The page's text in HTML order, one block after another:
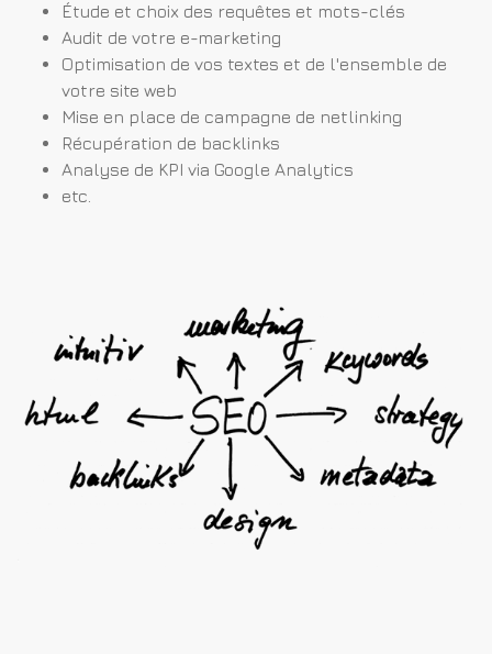
Étude et choix des requêtes et mots-clés
Audit de votre e-marketing
Optimisation de vos textes et de l'ensemble de
votre site web
Mise en place de campagne de netlinking
Récupération de backlinks
Analyse de KPI via Google Analytics
etc.